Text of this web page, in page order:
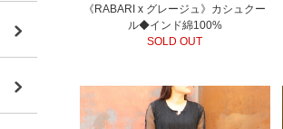
《RABARI x グレージュ》カシュクー
ル◆インド綿100%
SOLD OUT